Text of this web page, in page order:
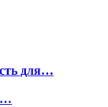
для…